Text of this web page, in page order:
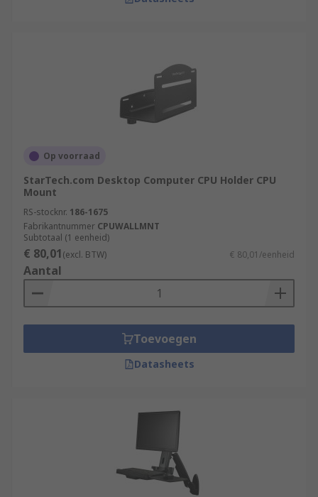
Op voorraad
StarTech.com Desktop Computer CPU Holder CPU
Mount
RS-stocknr. 186-1675
Fabrikantnummer CPUWALLMNT
Subtotaal (1 eenheid)
€ 80,01(excl. BTW) € 80,01/eenheid
Aantal
Toevoegen
Datasheets